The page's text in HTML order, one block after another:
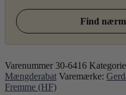
Find
Varenummer 30-6416
Mængderabat Varemærke:
Fremme (HF)